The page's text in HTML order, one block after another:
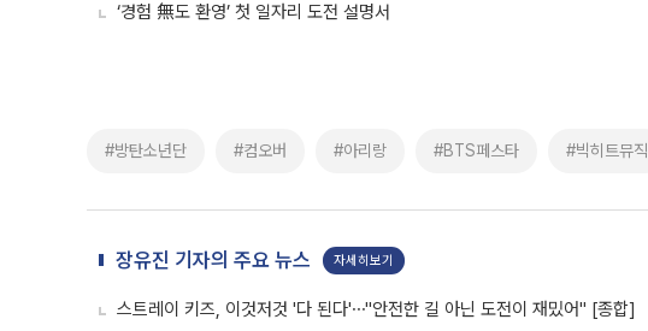
‘경험 無도 환영’ 첫 일자리 도전 설명서
#방탄소년단 #컴오버 #아리랑 #BTS페스타 #빅히트뮤직
장유진 기자의 주요 뉴스 자세히보기
스트레이 키즈, 이것저것 '다 된다'⋯"안전한 길 아닌 도전이 재밌어" [종합]